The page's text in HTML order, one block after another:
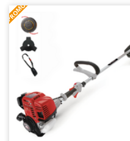
Shark
Silky
Simatech
Sirman
Skil
Smartwood
Smeg
PROMO